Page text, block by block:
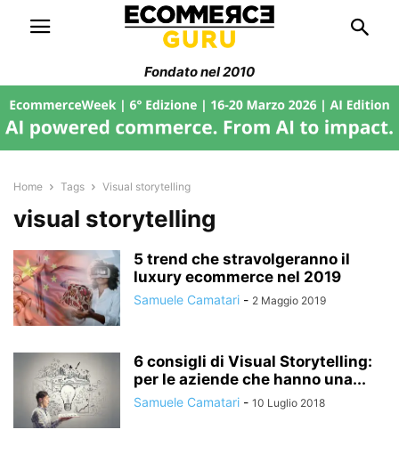
Fondato nel 2010
Home Tags Visual storytelling
visual storytelling
5 trend che stravolgeranno il
luxury ecommerce nel 2019
Samuele Camatari - 2 Maggio 2019
6 consigli di Visual Storytelling:
per le aziende che hanno una...
Samuele Camatari - 10 Luglio 2018